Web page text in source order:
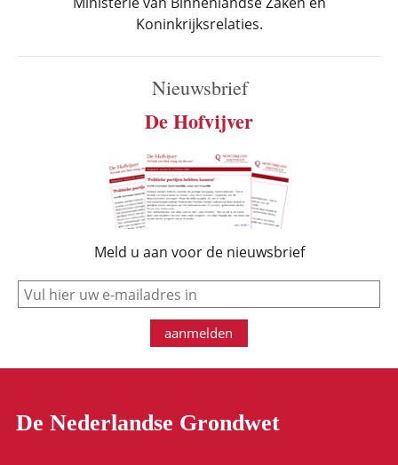
Koninkrijksrelaties.
Nieuwsbrief
De Hofvijver
Meld u aan voor de nieuwsbrief
e-mail
aanmelden
De Nederlandse Grondwet